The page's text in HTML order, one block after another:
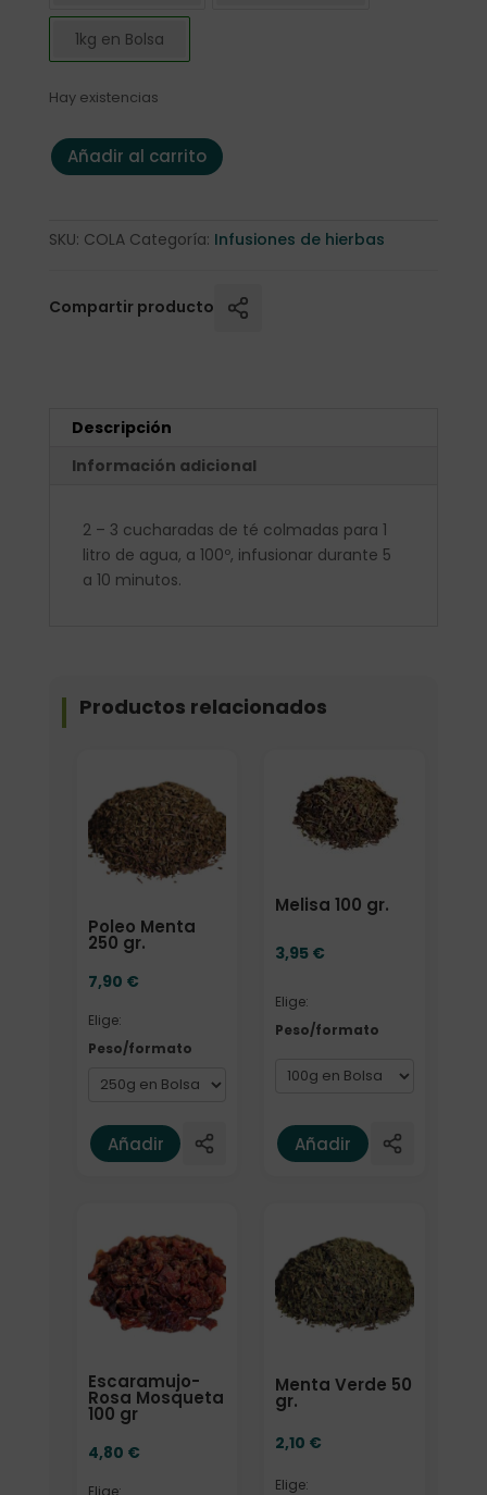
1kg en Bolsa
Hay existencias
Cola de Caballo 1kg. cantidad
Añadir al carrito
SKU: COLA Categoría: Infusiones de hierbas
Compartir producto
Descripción
Información adicional
2 – 3 cucharadas de té colmadas para 1
litro de agua, a 100º, infusionar durante 5
a 10 minutos.
Productos relacionados
Poleo Menta
250 gr.
7,90 €
Elige:
Peso/formato
Añadir
Melisa 100 gr.
3,95 €
Elige:
Peso/formato
Elige: Peso/formato
Añadir
Escaramujo-
Rosa Mosqueta
100 gr
4,80 €
Menta Verde 50
gr.
2,10 €
Elige: